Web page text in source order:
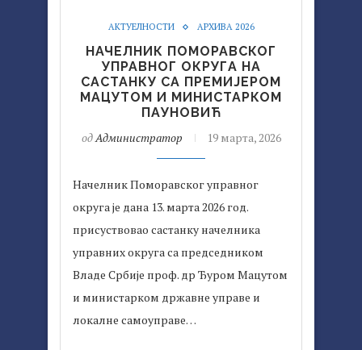
АКТУЕЛНОСТИ АРХИВА 2026
НАЧЕЛНИК ПОМОРАВСКОГ
УПРАВНОГ ОКРУГА НА
САСТАНКУ СА ПРЕМИЈЕРОМ
МАЦУТОМ И МИНИСТАРКОМ
ПАУНОВИЋ
одАдминистратор 19 марта, 2026
Начелник Поморавског управног
округа је дана 13. марта 2026 год.
присуствовао састанку начелника
управних округа са председником
Владе Србије проф. др Ђуром Мацутом
и министарком државне управе и
локалне самоуправе…